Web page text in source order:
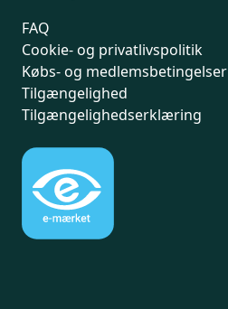
FAQ
Cookie- og privatlivspolitik
Købs- og medlemsbetingelser
Tilgængelighed
Tilgængelighedserklæring